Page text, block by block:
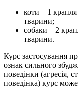
коти – 1
тварини;
собаки – 2
тварини.
Курс застосування
ознак сильного
поведінки (агресія,
поведінка) курс